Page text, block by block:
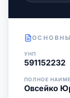
УНП
591152232
ПОЛНОЕ
Овсейко